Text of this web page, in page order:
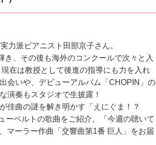
力派ピアニスト田部京子さん。
、その後も海外のコンクールで次々と入
在は教授として後進の指導にも力を入れ
会いや、デビューアルバム「CHOPIN」の
演奏もスタジオで生披露！
佳曲の謎を解き明かす「えにぐま！？
ーベルトの歌曲をご紹介。「今週の聴いて
マーラー作曲「交響曲第1番 巨人」をお届